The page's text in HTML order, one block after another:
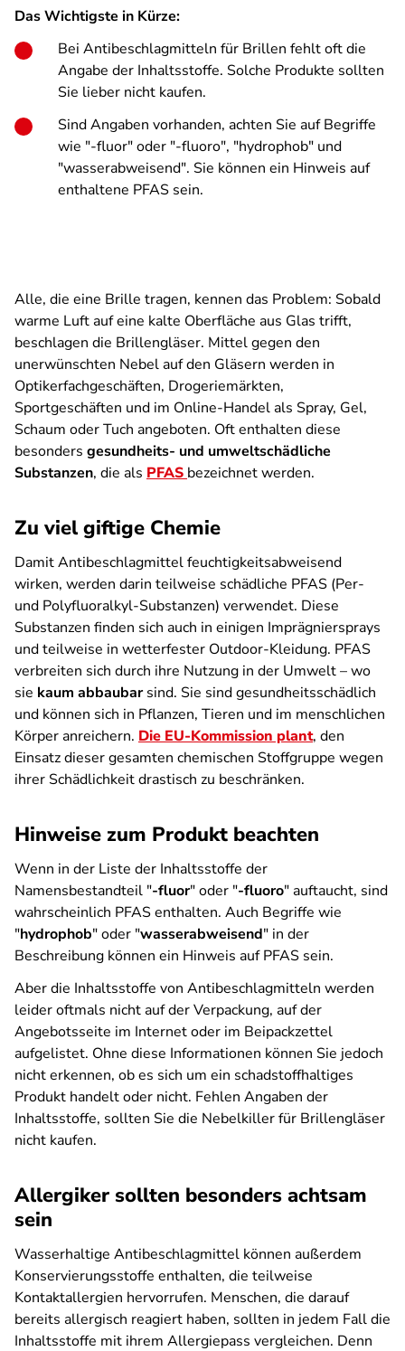
Das Wichtigste in Kürze:
Bei Antibeschlagmitteln für Brillen fehlt oft die
Angabe der Inhaltsstoffe. Solche Produkte sollten
Sie lieber nicht kaufen.
Sind Angaben vorhanden, achten Sie auf Begriffe
wie "-fluor" oder "-fluoro", "hydrophob" und
"wasserabweisend". Sie können ein Hinweis auf
enthaltene PFAS sein.
Alle, die eine Brille tragen, kennen das Problem: Sobald
warme Luft auf eine kalte Oberfläche aus Glas trifft,
beschlagen die Brillengläser. Mittel gegen den
unerwünschten Nebel auf den Gläsern werden in
Optikerfachgeschäften, Drogeriemärkten,
Sportgeschäften und im Online-Handel als Spray, Gel,
Schaum oder Tuch angeboten. Oft enthalten diese
besonders gesundheits- und umweltschädliche
Substanzen, die als PFAS bezeichnet werden.
Zu viel giftige Chemie
Damit Antibeschlagmittel feuchtigkeitsabweisend
wirken, werden darin teilweise schädliche PFAS (Per-
und Polyfluoralkyl-Substanzen) verwendet. Diese
Substanzen finden sich auch in einigen Imprägniersprays
und teilweise in wetterfester Outdoor-Kleidung. PFAS
verbreiten sich durch ihre Nutzung in der Umwelt – wo
sie kaum abbaubarsind. Sie sind gesundheitsschädlich
und können sich in Pflanzen, Tieren und im menschlichen
Körper anreichern. Die EU-Kommission plant, den
Einsatz dieser gesamten chemischen Stoffgruppe wegen
ihrer Schädlichkeit drastisch zu beschränken.
Hinweise zum Produkt beachten
Wenn in der Liste der Inhaltsstoffe der
Namensbestandteil "-fluor" oder "-fluoro" auftaucht, sind
wahrscheinlich PFAS enthalten. Auch Begriffe wie
"hydrophob" oder "wasserabweisend" in der
Beschreibung können ein Hinweis auf PFAS sein.
Aber die Inhaltsstoffe von Antibeschlagmitteln werden
leider oftmals nicht auf der Verpackung, auf der
Angebotsseite im Internet oder im Beipackzettel
aufgelistet. Ohne diese Informationen können Sie jedoch
nicht erkennen, ob es sich um ein schadstoffhaltiges
Produkt handelt oder nicht. Fehlen Angaben der
Inhaltsstoffe, sollten Sie die Nebelkiller für Brillengläser
nicht kaufen.
Allergiker sollten besonders achtsam
sein
Wasserhaltige Antibeschlagmittel können außerdem
Konservierungsstoffe enthalten, die teilweise
Kontaktallergien hervorrufen. Menschen, die darauf
bereits allergisch reagiert haben, sollten in jedem Fall die
Inhaltsstoffe mit ihrem Allergiepass vergleichen. Denn